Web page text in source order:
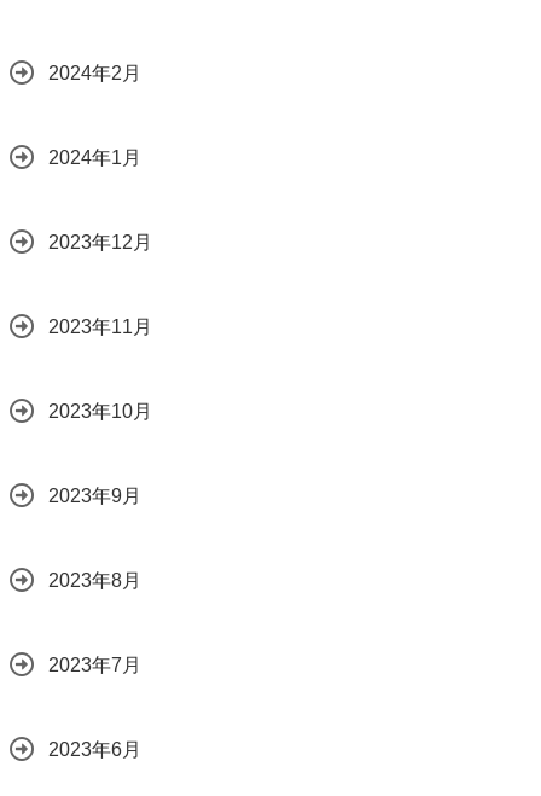
2024年2月
2024年1月
2023年12月
2023年11月
2023年10月
2023年9月
2023年8月
2023年7月
2023年6月